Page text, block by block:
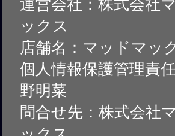
運営会社：株式会社
ックス
店舗名：マッドマッ
個人情報保護管理責
野明菜
問合せ先：株式会社